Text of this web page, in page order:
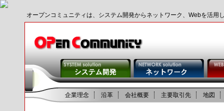
オープンコミュニティは、システム開発からネットワーク、Webを活用
企業理念 沿革 会社概要 主要取引先 地図